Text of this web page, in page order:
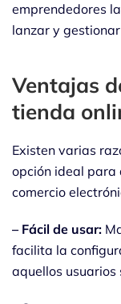
emprendedores
lanzar y
Ventajas
tienda
Existen varias
opción ideal para
comercio
– Fácil de usar:
facilita la
aquellos usuarios